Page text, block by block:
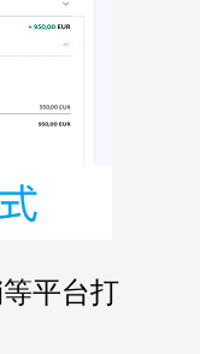
平台打